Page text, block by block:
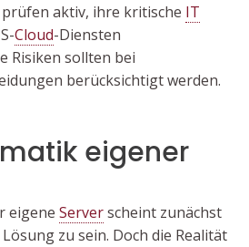
aktiv, ihre kritische IT
Cloud-Diensten
Risiken sollten bei
berücksichtigt werden.
eigener
eigeneServerscheint zunächst
zu sein. Doch die Realität